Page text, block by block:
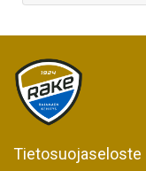
Tietosuojaseloste